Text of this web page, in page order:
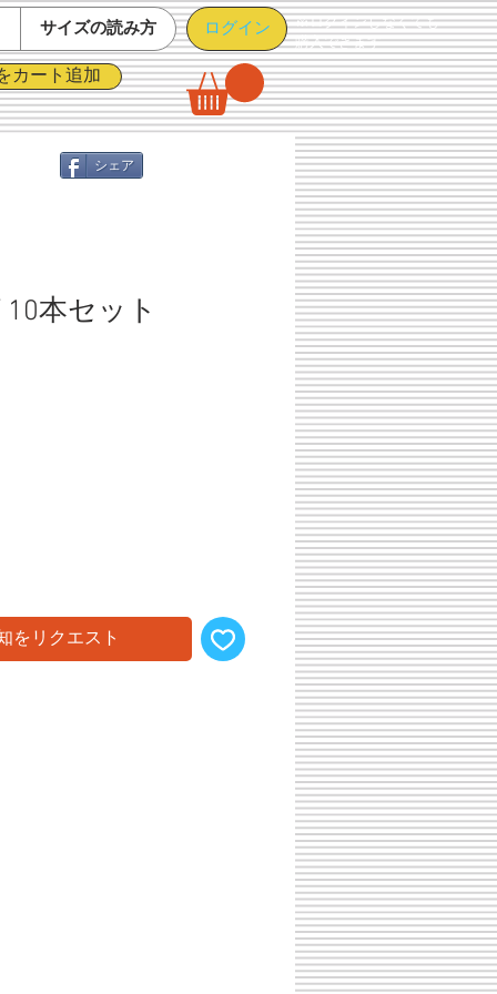
サイズの読み方
カート追加
ログイン
※ログインしなくても
購入できます
本セット
をリクエスト
シェア